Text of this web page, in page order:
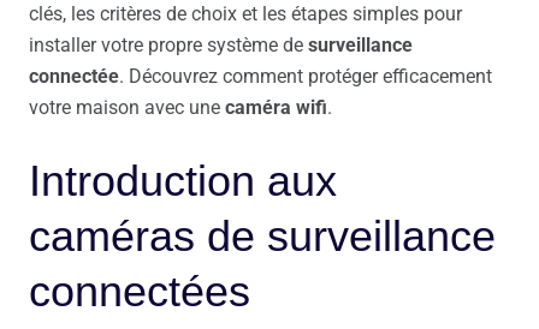
clés, les critères de choix et les étapes simples pour
installer votre propre système de surveillance
connectée. Découvrez comment protéger efficacement
votre maison avec une caméra wifi.
Introduction aux
caméras de surveillance
connectées